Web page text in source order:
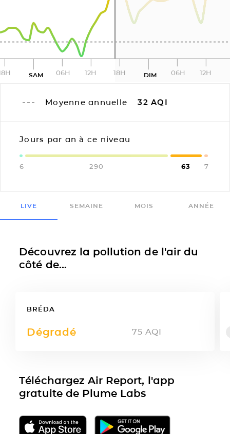
SAM 06H 12H 18H DIM 06H 12H
Moyenne annuelle 32 AQI
Jours par an à ce niveau
6 290 63 7
LIVE SEMAINE MOIS ANNÉE
Découvrez la pollution de l'air du
côté de...
BRÉDA
Dégradé 75 AQI
Téléchargez Air Report, l'app
gratuite de Plume Labs